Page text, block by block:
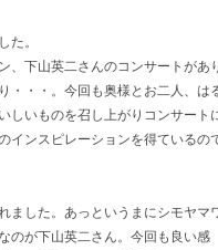
た。
下山英二さんのコンサートがあ
・・。今回も奥様とお二人、は
しいものを召し上がりコンサート
ンスピレーションを得ているの
ました。あっというまにシモヤマ
のが下山英二さん。今回も良い感